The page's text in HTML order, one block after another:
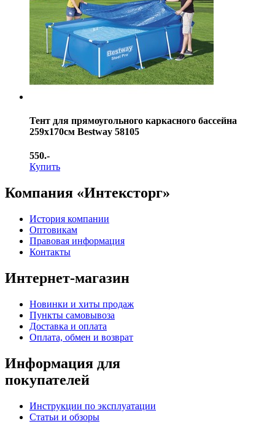
Тент для прямоугольного каркасного бассейна
259х170см Bestway 58105
550.-
Купить
Компания «Интексторг»
История компании
Оптовикам
Правовая информация
Контакты
Интернет-магазин
Новинки и хиты продаж
Пункты самовывоза
Доставка и оплата
Оплата, обмен и возврат
Информация для
покупателей
Инструкции по эксплуатации
Статьи и обзоры